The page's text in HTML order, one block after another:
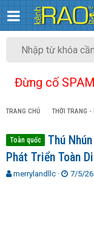
Đừng cố
TRANG CHỦ THỜI TRANG -
Toàn quốc
Thú
Phát Triển Toàn
T
merrylandllc
N
7/5/26